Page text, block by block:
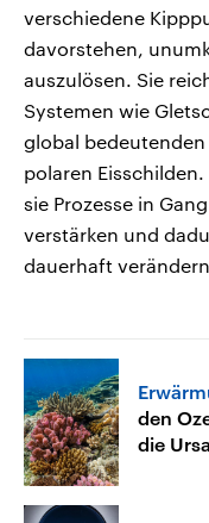
verschiedene
davorstehen,
auszulösen. Sie
Systemen wie
global
polaren
sie Prozesse in
verstärken und
dauerhaft
den
die